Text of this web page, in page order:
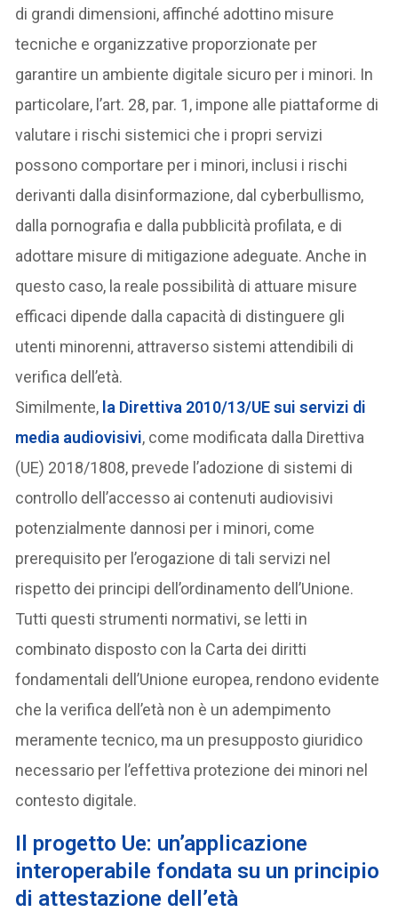
di grandi dimensioni, affinché adottino misure
tecniche e organizzative proporzionate per
garantire un ambiente digitale sicuro per i minori. In
particolare, l’art. 28, par. 1, impone alle piattaforme di
valutare i rischi sistemici che i propri servizi
possono comportare per i minori, inclusi i rischi
derivanti dalla disinformazione, dal cyberbullismo,
dalla pornografia e dalla pubblicità profilata, e di
adottare misure di mitigazione adeguate. Anche in
questo caso, la reale possibilità di attuare misure
efficaci dipende dalla capacità di distinguere gli
utenti minorenni, attraverso sistemi attendibili di
verifica dell’età.
Similmente, la Direttiva 2010/13/UE sui servizi di
media audiovisivi, come modificata dalla Direttiva
(UE) 2018/1808, prevede l’adozione di sistemi di
controllo dell’accesso ai contenuti audiovisivi
potenzialmente dannosi per i minori, come
prerequisito per l’erogazione di tali servizi nel
rispetto dei principi dell’ordinamento dell’Unione.
Tutti questi strumenti normativi, se letti in
combinato disposto con la Carta dei diritti
fondamentali dell’Unione europea, rendono evidente
che la verifica dell’età non è un adempimento
meramente tecnico, ma un presupposto giuridico
necessario per l’effettiva protezione dei minori nel
contesto digitale.
Il progetto Ue: un’applicazione
interoperabile fondata su un principio
di attestazione dell’età